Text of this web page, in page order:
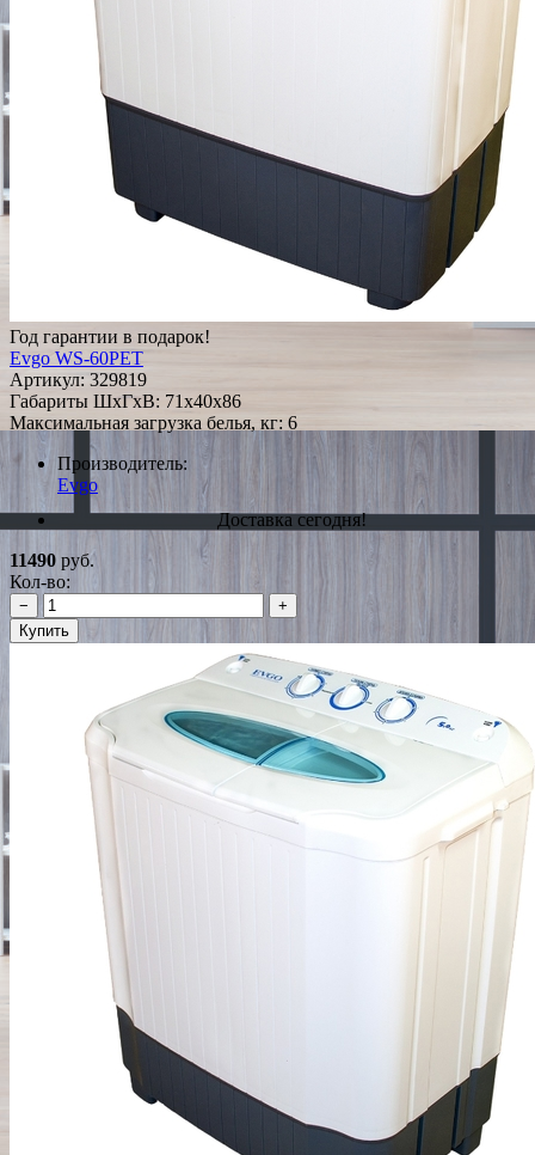
Год гарантии в подарок!
Evgo WS-60PET
Артикул: 329819
Габариты ШxГxВ: 71x40x86
Максимальная загрузка белья, кг: 6
Производитель:
Evgo
Доставка сегодня!
11490 руб.
Кол-во:
−
+
Купить